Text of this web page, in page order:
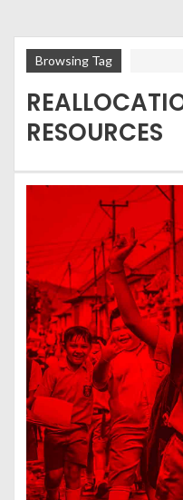
Browsing Tag
RESOURCES